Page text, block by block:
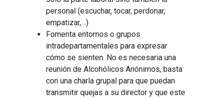
personal (escuchar, tocar, perdonar,
empatizar,…)
Fomenta entornos o grupos
intradepartamentales para expresar
cómo se sienten. No es necesaria una
reunión de Alcohólicos Anónimos, basta
con una charla grupal para que puedan
transmitir quejas a su director y que este